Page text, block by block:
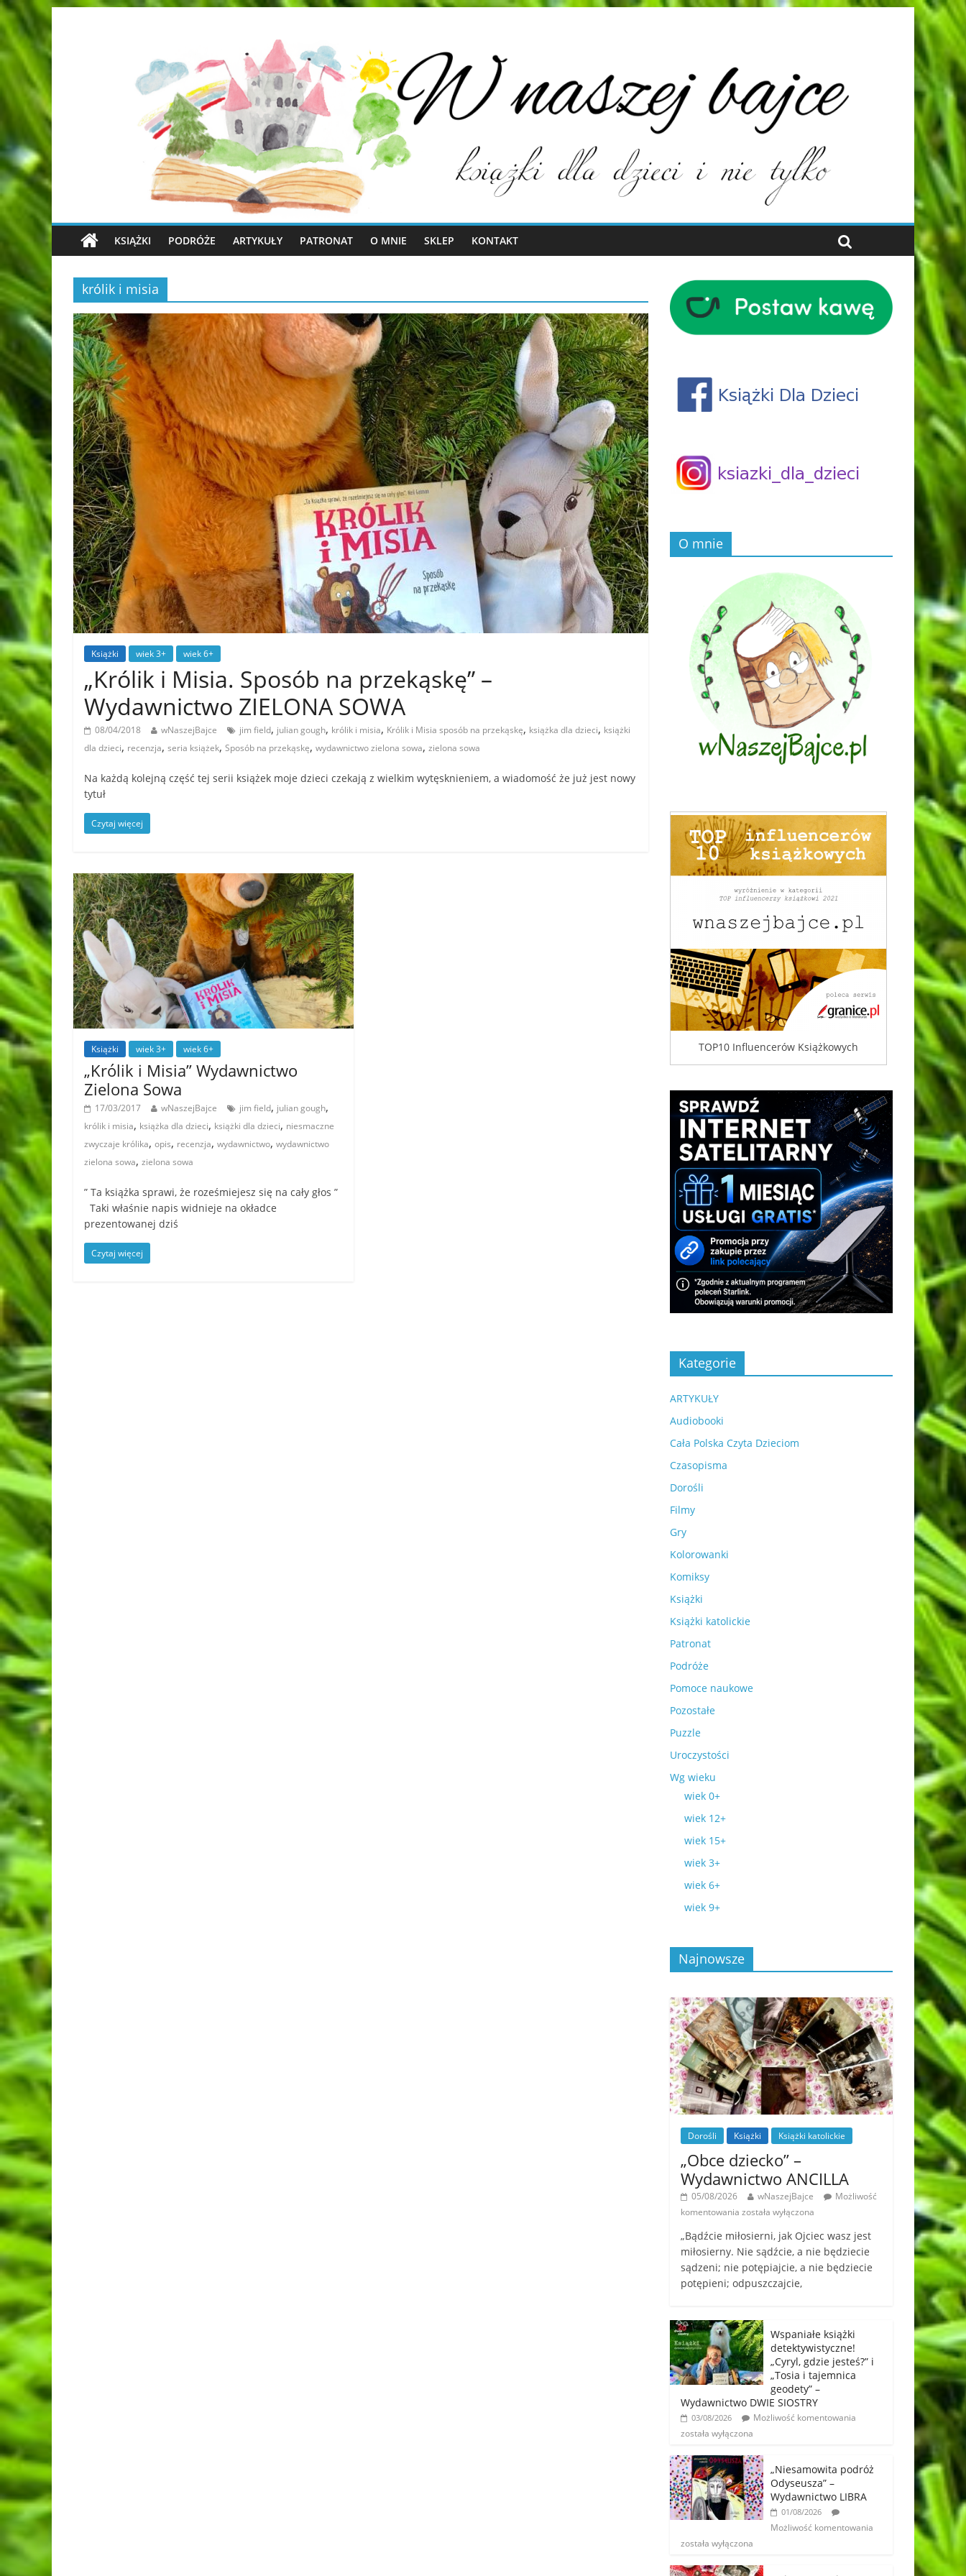
KSIĄŻKI PODRÓŻE ARTYKUŁY PATRONAT O MNIE SKLEP KONTAKT
królik i misia
Książki wiek 3+ wiek 6+
„Królik i Misia. Sposób na przekąskę” –
Wydawnictwo ZIELONA SOWA
08/04/2018 wNaszejBajce jim field, julian gough, królik i misia, Królik i Misia sposób na przekąskę, książka dla dzieci, książki
dla dzieci, recenzja, seria książek, Sposób na przekąskę, wydawnictwo zielona sowa, zielona sowa
Na każdą kolejną część tej serii książek moje dzieci czekają z wielkim wytęsknieniem, a wiadomość że już jest nowy
tytuł
Czytaj więcej
Książki wiek 3+ wiek 6+
„Królik i Misia” Wydawnictwo
Zielona Sowa
17/03/2017 wNaszejBajce jim field, julian gough,
królik i misia, książka dla dzieci, książki dla dzieci, niesmaczne
zwyczaje królika, opis, recenzja, wydawnictwo, wydawnictwo
zielona sowa, zielona sowa
” Ta książka sprawi, że roześmiejesz się na cały głos ”
Taki właśnie napis widnieje na okładce
prezentowanej dziś
Czytaj więcej
O mnie
TOP10 Influencerów Książkowych
Kategorie
ARTYKUŁY
Audiobooki
Cała Polska Czyta Dzieciom
Czasopisma
Dorośli
Filmy
Gry
Kolorowanki
Komiksy
Książki
Książki katolickie
Patronat
Podróże
Pomoce naukowe
Pozostałe
Puzzle
Uroczystości
Wg wieku
wiek 0+
wiek 12+
wiek 15+
wiek 3+
wiek 6+
wiek 9+
Najnowsze
Dorośli Książki Książki katolickie
„Obce dziecko” –
Wydawnictwo ANCILLA
05/08/2026 wNaszejBajce
Możliwość
komentowania została wyłączona
„Bądźcie miłosierni, jak Ojciec wasz jest
miłosierny. Nie sądźcie, a nie będziecie
sądzeni; nie potępiajcie, a nie będziecie
potępieni; odpuszczajcie,
Wspaniałe książki
detektywistyczne!
„Cyryl, gdzie jesteś?” i
„Tosia i tajemnica
geodety” –
Wydawnictwo DWIE SIOSTRY
03/08/2026
Możliwość komentowania
została wyłączona
„Niesamowita podróż
Odyseusza” –
Wydawnictwo LIBRA
01/08/2026
Możliwość komentowania
została wyłączona